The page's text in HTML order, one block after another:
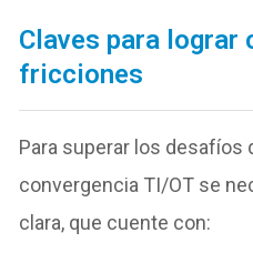
Claves para lograr
fricciones
Para superar los desafíos
convergencia TI/OT se
clara, que cuente con: